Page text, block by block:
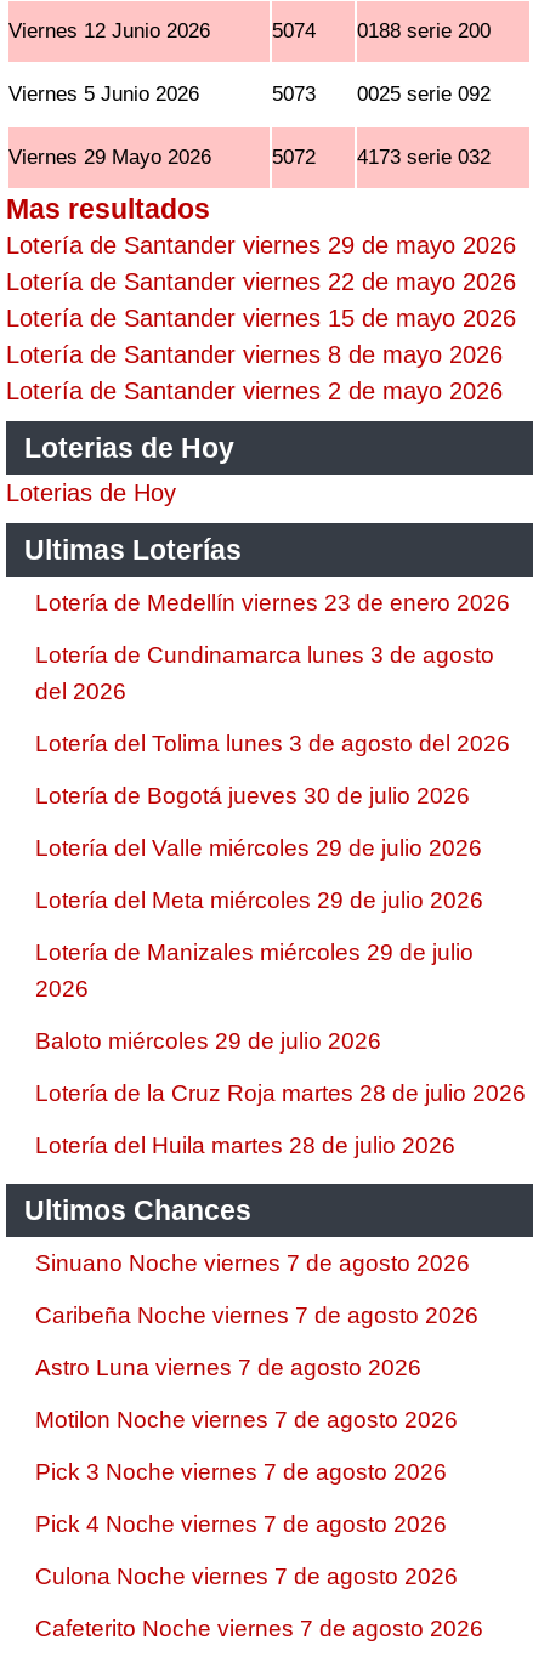
Viernes 12 Junio 2026 5074 0188 serie 200
Viernes 5 Junio 2026 5073 0025 serie 092
Viernes 29 Mayo 2026 5072 4173 serie 032
Mas resultados
Lotería de Santander viernes 29 de mayo 2026
Lotería de Santander viernes 22 de mayo 2026
Lotería de Santander viernes 15 de mayo 2026
Lotería de Santander viernes 8 de mayo 2026
Lotería de Santander viernes 2 de mayo 2026
Loterias de Hoy
Loterias de Hoy
Ultimas Loterías
Lotería de Medellín viernes 23 de enero 2026
Lotería de Cundinamarca lunes 3 de agosto
del 2026
Lotería del Tolima lunes 3 de agosto del 2026
Lotería de Bogotá jueves 30 de julio 2026
Lotería del Valle miércoles 29 de julio 2026
Lotería del Meta miércoles 29 de julio 2026
Lotería de Manizales miércoles 29 de julio
2026
Baloto miércoles 29 de julio 2026
Lotería de la Cruz Roja martes 28 de julio 2026
Lotería del Huila martes 28 de julio 2026
Ultimos Chances
Sinuano Noche viernes 7 de agosto 2026
Caribeña Noche viernes 7 de agosto 2026
Astro Luna viernes 7 de agosto 2026
Motilon Noche viernes 7 de agosto 2026
Pick 3 Noche viernes 7 de agosto 2026
Pick 4 Noche viernes 7 de agosto 2026
Culona Noche viernes 7 de agosto 2026
Cafeterito Noche viernes 7 de agosto 2026